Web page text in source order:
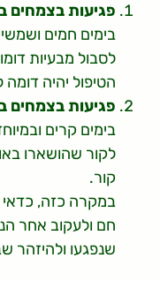
פגיעות בצמחים
בימים חמים
לסבול מבעיות
הטיפול יהיה דומה
פגיעות בצמחים
בימים קרים
לקור שהושארו
קור.
במקרה כזה,
חם ולעקוב אחר
שנפגעו ולהיזהר